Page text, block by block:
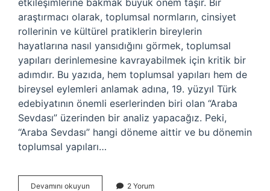
etkileşimlerine bakmak büyük önem taşır. Bir
araştırmacı olarak, toplumsal normların, cinsiyet
rollerinin ve kültürel pratiklerin bireylerin
hayatlarına nasıl yansıdığını görmek, toplumsal
yapıları derinlemesine kavrayabilmek için kritik bir
adımdır. Bu yazıda, hem toplumsal yapıları hem de
bireysel eylemleri anlamak adına, 19. yüzyıl Türk
edebiyatının önemli eserlerinden biri olan “Araba
Sevdası” üzerinden bir analiz yapacağız. Peki,
“Araba Sevdası” hangi döneme aittir ve bu dönemin
toplumsal yapıları…
Devamını okuyun 2 Yorum